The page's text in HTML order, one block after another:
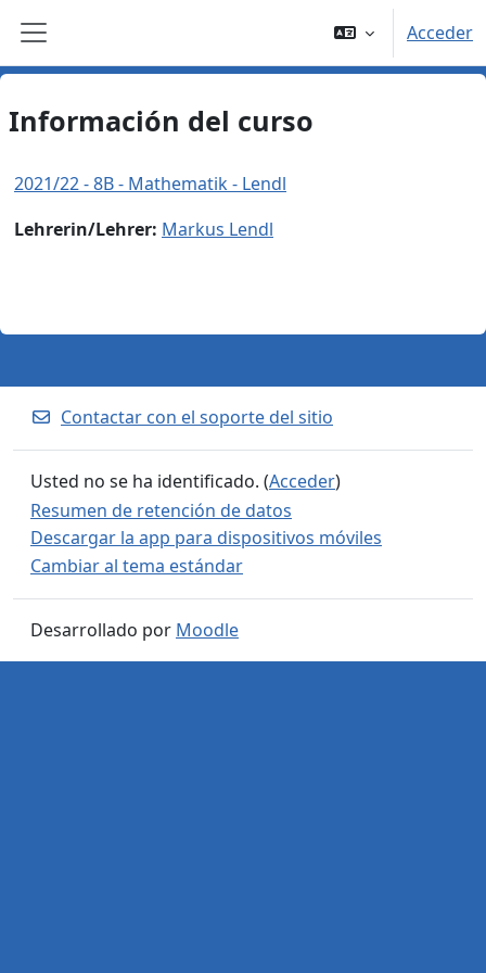
Panel lateral
Acceder
Información del curso
2021/22 - 8B - Mathematik - Lendl
Lehrerin/Lehrer: Markus Lendl
Contactar con el soporte del sitio
Usted no se ha identificado. (Acceder)
Resumen de retención de datos
Descargar la app para dispositivos móviles
Cambiar al tema estándar
Desarrollado por Moodle